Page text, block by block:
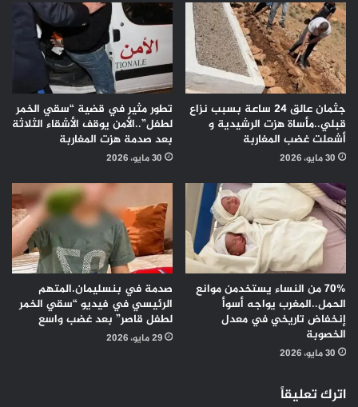
جثمان عالق 24 ساعة بسبب نزاع
قبلي..مأساة هزت الرشيدية و
أشعلت غضب المغاربة
30 مايو، 2026
تطور مثير في قضية “سقي الخمر
لطفل”..الأمن يوقف الأشقاء الثلاثة
بعد صدمة هزت المغاربة
30 مايو، 2026
70% من النساء يستخدمن موانع
الحمل..المغرب يواجه أسوأ
إنخفاض تاريخي في معدل
الخصوبة
30 مايو، 2026
صدمة في بنسليمان.المتهم
الرئيسي في فيديو “سقي الخمر
لطفل قاصر” بعد غضب واسع
29 مايو، 2026
اترك تعليقاً